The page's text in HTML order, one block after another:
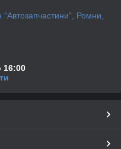
Ромни,
16:00